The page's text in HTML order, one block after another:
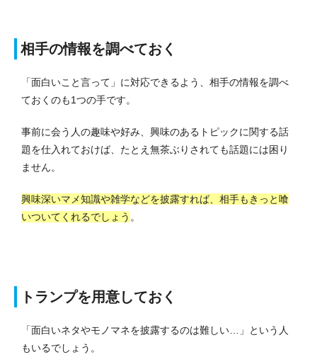
相手の情報を調べておく
「面白いこと言って」に対応できるよう、相手の情報を調べ
ておくのも1つの手です。
事前に会う人の趣味や好み、興味のあるトピックに関する話
題を仕入れておけば、たとえ無茶ぶりされても話題には困り
ません。
興味深いマメ知識や雑学などを披露すれば、相手もきっと喰
いついてくれるでしょう 。
トランプを用意しておく
「面白いネタやモノマネを披露するのは難しい…」という人
もいるでしょう。